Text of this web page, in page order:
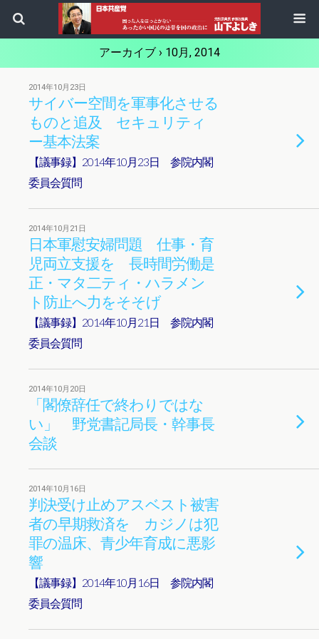
アーカイブ › 10月, 2014
2014年10月23日
サイバー空間を軍事化させる
ものと追及 セキュリティ
ー基本法案
【議事録】2014年10月23日 参院内閣
委員会質問
2014年10月21日
日本軍慰安婦問題 仕事・育
児両立支援を 長時間労働是
正・マタ二ティ・ハラメン
ト防止へ力をそそげ
【議事録】2014年10月21日 参院内閣
委員会質問
2014年10月20日
「閣僚辞任で終わりではな
い」 野党書記局長・幹事長
会談
2014年10月16日
判決受け止めアスベスト被害
者の早期救済を カジノは犯
罪の温床、青少年育成に悪影
響
【議事録】2014年10月16日 参院内閣
委員会質問